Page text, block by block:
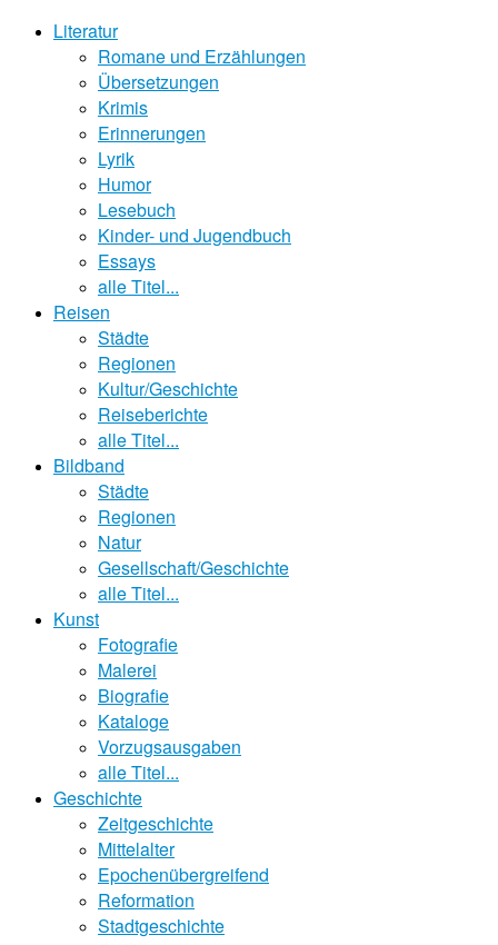
Literatur
Romane und Erzählungen
Übersetzungen
Krimis
Erinnerungen
Lyrik
Humor
Lesebuch
Kinder- und Jugendbuch
Essays
alle Titel...
Reisen
Städte
Regionen
Kultur/Geschichte
Reiseberichte
alle Titel...
Bildband
Städte
Regionen
Natur
Gesellschaft/Geschichte
alle Titel...
Kunst
Fotografie
Malerei
Biografie
Kataloge
Vorzugsausgaben
alle Titel...
Geschichte
Zeitgeschichte
Mittelalter
Epochenübergreifend
Reformation
Stadtgeschichte